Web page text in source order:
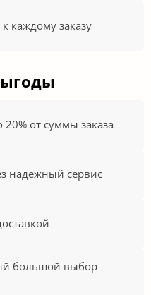
каждому заказу
от суммы заказа
надежный сервис
большой выбор